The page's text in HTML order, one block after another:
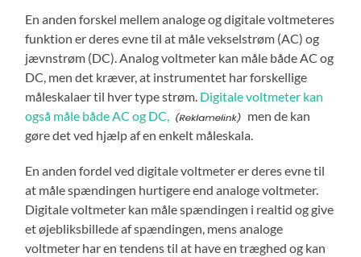
En anden forskel mellem analoge og digitale voltmeteres
funktion er deres evne til at måle vekselstrøm (AC) og
jævnstrøm (DC). Analog voltmeter kan måle både AC og
DC, men det kræver, at instrumentet har forskellige
måleskalaer til hver type strøm. Digitale voltmeter kan
også måle både AC og DC,
men de kan
gøre det ved hjælp af en enkelt måleskala.
En anden fordel ved digitale voltmeter er deres evne til
at måle spændingen hurtigere end analoge voltmeter.
Digitale voltmeter kan måle spændingen i realtid og give
et øjebliksbillede af spændingen, mens analoge
voltmeter har en tendens til at have en træghed og kan